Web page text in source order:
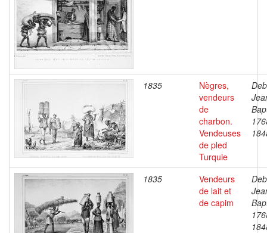
1835
Nègres,
vendeurs
de
charbon.
Vendeuses
de pled
Turquie
1835
Vendeurs
de lait et
de capim